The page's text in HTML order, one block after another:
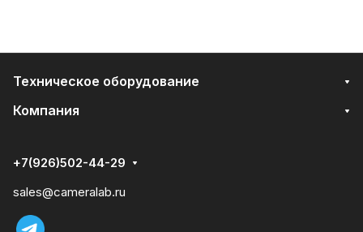
Техническое оборудование
Компания
+7(926)502-44-29
sales@cameralab.ru